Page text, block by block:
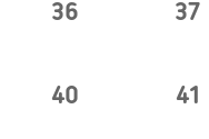
36 37
40 41